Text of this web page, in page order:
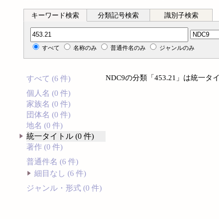
キーワード検索 分類記号検索 識別子検索
分類記号検索
すべて 名称のみ 普通件名のみ ジャンルのみ
すべて (6 件)
個人名 (0 件)
家族名 (0 件)
団体名 (0 件)
地名 (0 件)
統一タイトル (0 件)
著作 (0 件)
普通件名 (6 件)
細目なし (6 件)
ジャンル・形式 (0 件)
NDC9の分類「453.21」は統一タ